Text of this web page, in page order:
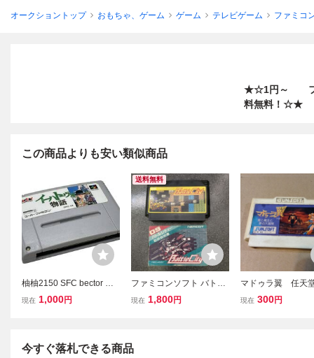
オークショントップ おもちゃ、ゲーム ゲーム テレビゲーム ファミコ
★☆1円～ ファ
料無料！☆★
この商品よりも安い類似商品
柚柚2150 SFC bector イ
ーハトーヴォ物語 スーパ
ゲーム
現在 1,000円
送料無料
ファミコンソフト バトル
シティー カセット取説セ
現在 1,800円
マドゥラ翼 任天
ァミコン カセッ
現在 300円
今すぐ落札できる商品